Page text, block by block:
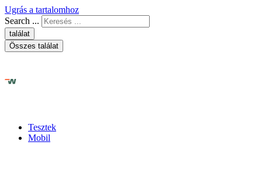
Ugrás a tartalomhoz
Search ...
találat
Összes találat
Tesztek
Mobil